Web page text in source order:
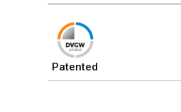
Patented